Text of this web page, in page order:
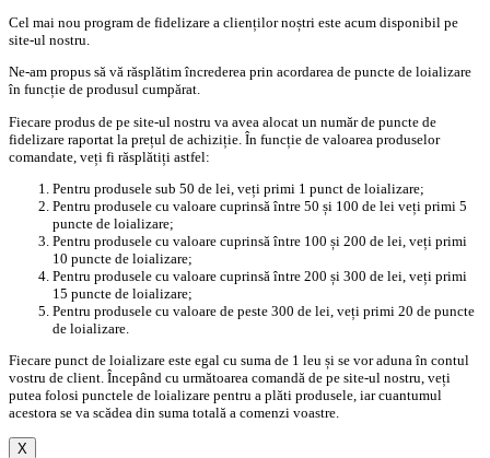
Cel mai nou program de fidelizare a clienților noștri este acum disponibil pe
site-ul nostru.
Ne-am propus să vă răsplătim încrederea prin acordarea de puncte de loializare
în funcție de produsul cumpărat.
Fiecare produs de pe site-ul nostru va avea alocat un număr de puncte de
fidelizare raportat la prețul de achiziție. În funcție de valoarea produselor
comandate, veți fi răsplătiți astfel:
Pentru produsele sub 50 de lei, veți primi 1 punct de loializare;
Pentru produsele cu valoare cuprinsă între 50 și 100 de lei veți primi 5
puncte de loializare;
Pentru produsele cu valoare cuprinsă între 100 și 200 de lei, veți primi
10 puncte de loializare;
Pentru produsele cu valoare cuprinsă între 200 și 300 de lei, veți primi
15 puncte de loializare;
Pentru produsele cu valoare de peste 300 de lei, veți primi 20 de puncte
de loializare.
Fiecare punct de loializare este egal cu suma de 1 leu și se vor aduna în contul
vostru de client. Începând cu următoarea comandă de pe site-ul nostru, veți
putea folosi punctele de loializare pentru a plăti produsele, iar cuantumul
acestora se va scădea din suma totală a comenzi voastre.
X